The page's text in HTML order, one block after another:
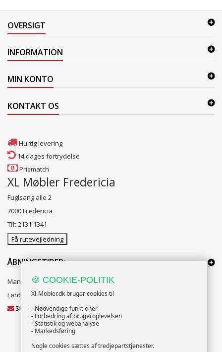
OVERSIGT
INFORMATION
MIN KONTO
KONTAKT OS
Hurtig levering
14 dages fortrydelse
Prismatch
XL Møbler Fredericia
Fuglsang alle 2
7000 Fredericia
Tlf: 2131 1341
Få rutevejledning
ÅBNINGSTIDER:
Mandag til Fredag 10:00 til 18:00
Lørdag og Søndag 10:00 til 16:00
Skriv til vores kundeservice
🍪 COOKIE-POLITIK
Xl-Mobler.dk bruger cookies til
- Nødvendige funktioner
- Forbedring af brugeroplevelsen
- Statistik og webanalyse
- Markedsføring
Nogle cookies sættes af tredjepartstjenester.